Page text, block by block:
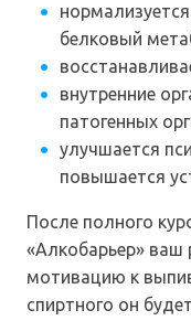
белковый
внутренние
патогенных
улучшается
повышается
После полного
«Алкобарьер» ваш
мотивацию к
спиртного он